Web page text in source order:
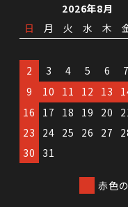
2026年8月
日
月 火 水 木
2
3 4 5 6 7
9
10 11 12 13
16
17 18 19 20
23
24 25 26 27
30
31
赤色